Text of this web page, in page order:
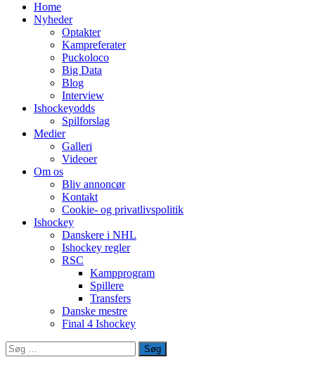
Home
Nyheder
Optakter
Kampreferater
Puckoloco
Big Data
Blog
Interview
Ishockeyodds
Spilforslag
Medier
Galleri
Videoer
Om os
Bliv annoncør
Kontakt
Cookie- og privatlivspolitik
Ishockey
Danskere i NHL
Ishockey regler
RSC
Kampprogram
Spillere
Transfers
Danske mestre
Final 4 Ishockey
Søg
efter: